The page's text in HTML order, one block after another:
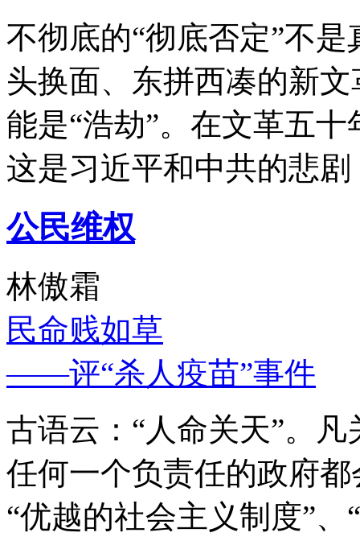
不彻底的“彻底否定”不
头换面、东拼西凑的新
能是“浩劫”。在文革五
这是习近平和中共的悲
公民维权
林傲霜
民命贱如草
——评“杀人疫苗”事件
古语云：“人命关天”。
任何一个负责任的政府
“优越的社会主义制度”